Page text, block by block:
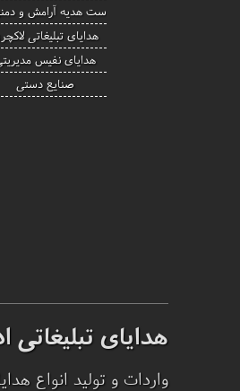
ست هدیه آرامش و
هدایای تبلیغاتی
هدایای نفیس
صنایع دستی
هدایای تبلیغاتی
واردات و تولید انواع